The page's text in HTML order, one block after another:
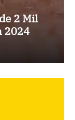
2 Mil
2024